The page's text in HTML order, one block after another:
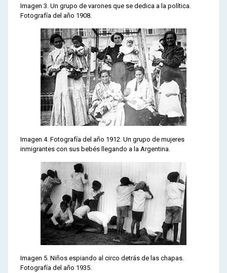
Imagen 3. Un grupo de varones que se dedica a la política.
Fotografía del año 1908.
Imagen 4. Fotografía del año 1912. Un grupo de mujeres
inmigrantes con sus bebés llegando a la Argentina.
Imagen 5. Niños espiando al circo detrás de las chapas.
Fotografía del año 1935.